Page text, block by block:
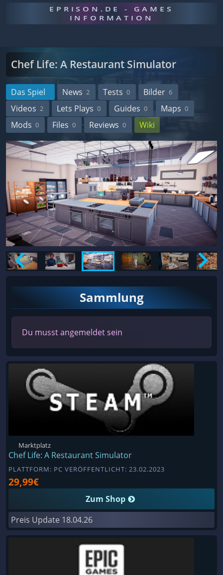
EPRISON.DE - GAMES
INFORMATION
Chef Life: A Restaurant Simulator
Das Spiel News 2 Tests 0 Bilder 6
Videos 2 Lets Plays 0 Guides 0 Maps 0
Mods 0 Files 0 Reviews 0 Wiki
Sammlung
Du musst angemeldet sein
Marktplatz
Chef Life: A Restaurant Simulator
PLATTFORM: PC VERÖFFENTLICHT: 23.02.2023
29,99€
Zum Shop
Preis Update 18.04.26